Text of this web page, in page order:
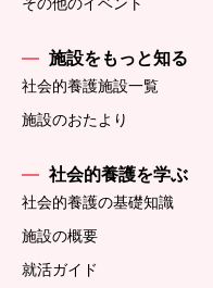
施設をもっと知る
社会的養護施設一覧
施設のおたより
社会的養護を学ぶ
社会的養護の基礎知識
施設の概要
就活ガイド